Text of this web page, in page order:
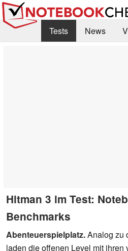
Tests News
Hitman 3 im Test:
Benchmarks
Abenteuerspielplatz.Analog zu
laden die offenen Level mit